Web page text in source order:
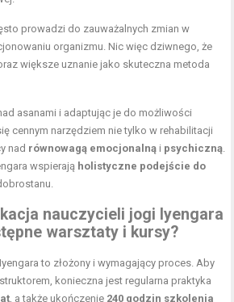
prowadzi do zauważalnych zmian w
organizmu. Nic więc dziwnego, że
większe uznanie jako skuteczna metoda
asanami i adaptując je do możliwości
cennym narzędziem nie tylko w rehabilitacji
nad równowagą emocjonalną i psychiczną.
wspierają holistyczne podejście do
nauczycieli jogi Iyengara
warsztaty i kursy?
to złożony i wymagający proces. Aby
konieczna jest regularna praktyka
, a także ukończenie 240 godzin szkolenia